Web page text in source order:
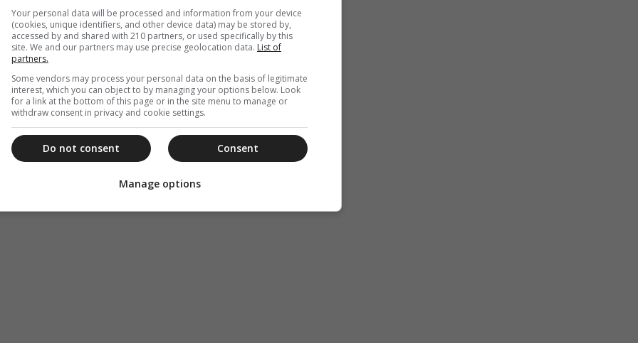
εγκωμιαστικό λόγο για τον Άγιο
Πατρὶ τὸν Λόγον ἐν τῇ συνόδῳ τῇ πρώτῃ
δόξης ἀρρήτου μετέσχες, Εὐστάθιε.
δωρίσασθαι ἡμῖν τὸ μέγα ἔλεος.
Your personal data will be processed and information from your device
(cookies, unique identifiers, and other device data) may be stored by,
accessed by and shared with 210 partners, or used specifically by this
site. We and our partners may use precise geolocation data. List of
partners.
Some vendors may process your personal data on the basis of legitimate
interest, which you can object to by managing your options below. Look
for a link at the bottom of this page or in the site menu to manage or
withdraw consent in privacy and cookie settings.
Consent
Do not consent
Manage options